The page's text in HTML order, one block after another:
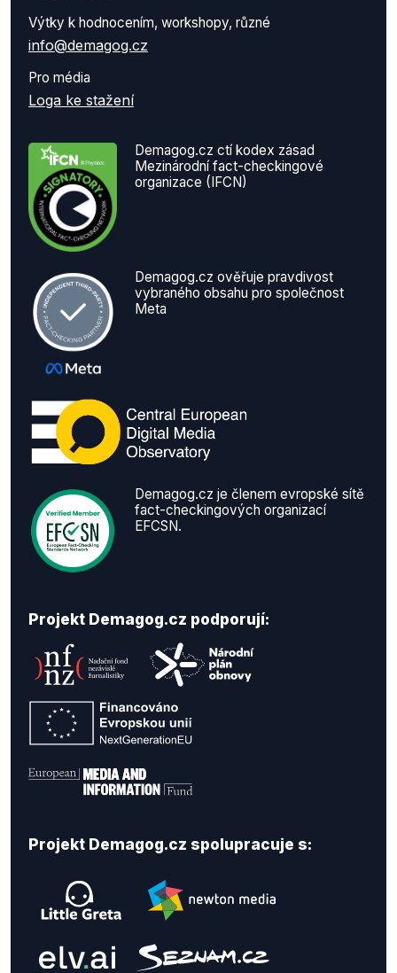
Výtky k hodnocením, workshopy, různé
info@demagog.cz
Pro média
Loga ke stažení
Demagog.cz ctí kodex zásad
Mezinárodní fact-checkingové
organizace (IFCN)
Demagog.cz ověřuje pravdivost
vybraného obsahu pro společnost
Meta
Demagog.cz je členem evropské sítě
fact-checkingových organizací
EFCSN.
Projekt Demagog.cz podporují:
Projekt Demagog.cz spolupracuje s: